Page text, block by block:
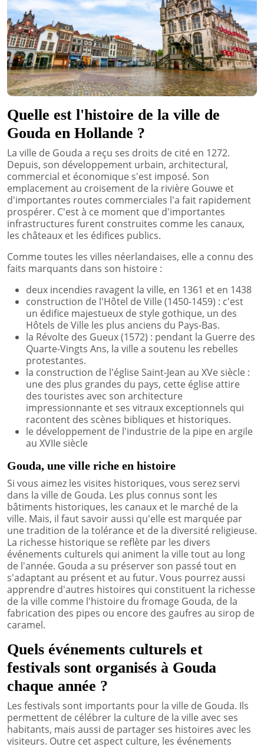
Quelle est l'histoire de la ville de
Gouda en Hollande ?
La ville de Gouda a reçu ses droits de cité en 1272.
Depuis, son développement urbain, architectural,
commercial et économique s'est imposé. Son
emplacement au croisement de la rivière Gouwe et
d'importantes routes commerciales l'a fait rapidement
prospérer. C'est à ce moment que d'importantes
infrastructures furent construites comme les canaux,
les châteaux et les édifices publics.
Comme toutes les villes néerlandaises, elle a connu des
faits marquants dans son histoire :
deux incendies ravagent la ville, en 1361 et en 1438
construction de l'Hôtel de Ville (1450-1459) : c'est
un édifice majestueux de style gothique, un des
Hôtels de Ville les plus anciens du Pays-Bas.
la Révolte des Gueux (1572) : pendant la Guerre des
Quarte-Vingts Ans, la ville a soutenu les rebelles
protestantes.
la construction de l'église Saint-Jean au XVe siècle :
une des plus grandes du pays, cette église attire
des touristes avec son architecture
impressionnante et ses vitraux exceptionnels qui
racontent des scènes bibliques et historiques.
le développement de l'industrie de la pipe en argile
au XVIIe siècle
Gouda, une ville riche en histoire
Si vous aimez les visites historiques, vous serez servi
dans la ville de Gouda. Les plus connus sont les
bâtiments historiques, les canaux et le marché de la
ville. Mais, il faut savoir aussi qu'elle est marquée par
une tradition de la tolérance et de la diversité religieuse.
La richesse historique se reflète par les divers
événements culturels qui animent la ville tout au long
de l'année. Gouda a su préserver son passé tout en
s'adaptant au présent et au futur. Vous pourrez aussi
apprendre d'autres histoires qui constituent la richesse
de la ville comme l'histoire du fromage Gouda, de la
fabrication des pipes ou encore des gaufres au sirop de
caramel.
Quels événements culturels et
festivals sont organisés à Gouda
chaque année ?
Les festivals sont importants pour la ville de Gouda. Ils
permettent de célébrer la culture de la ville avec ses
habitants, mais aussi de partager ses histoires avec les
visiteurs. Outre cet aspect culture, les événements